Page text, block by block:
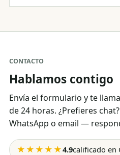
CONTACTO
Hablamos contigo
Envía el formulario y te
de 24 horas. ¿Prefieres
WhatsApp o email —
★★★★★4.9calificado en